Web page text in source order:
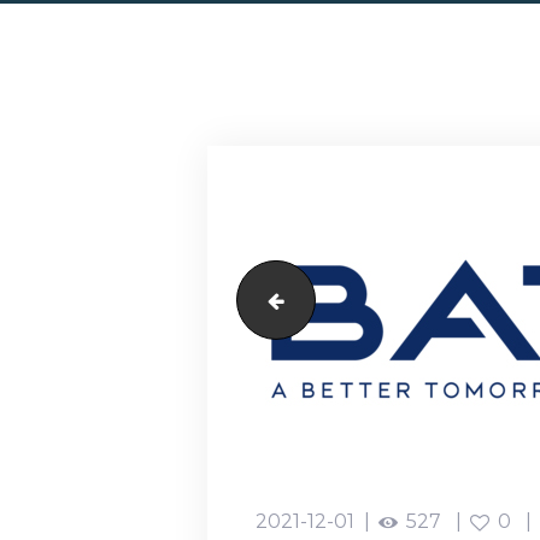
PrimusMall
2021-12-01 527 0